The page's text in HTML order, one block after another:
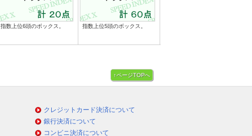
指数上位6頭のボックス。 指数上位5頭のボックス。
↑ページTOPへ
クレジットカード決済について
銀行決済について
コンビニ決済について